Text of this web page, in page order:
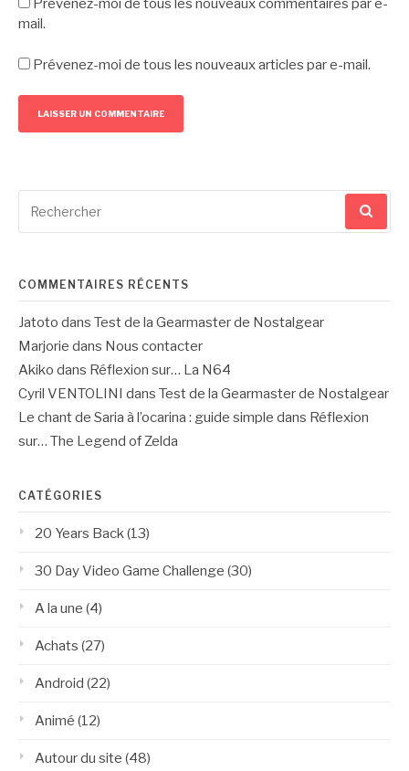
Prévenez-moi de tous les nouveaux commentaires par e-
mail.
Prévenez-moi de tous les nouveaux articles par e-mail.
pour
COMMENTAIRES RÉCENTS
Jatoto dans Test de la Gearmaster de Nostalgear
Marjorie dans Nous contacter
Akiko dans Réflexion sur… La N64
Cyril VENTOLINI dans Test de la Gearmaster de Nostalgear
Le chant de Saria à l’ocarina : guide simple dans Réflexion
sur… The Legend of Zelda
CATÉGORIES
20 Years Back(13)
30 Day Video Game Challenge (30)
A la une (4)
Achats (27)
Android (22)
Animé (12)
Autour du site (48)